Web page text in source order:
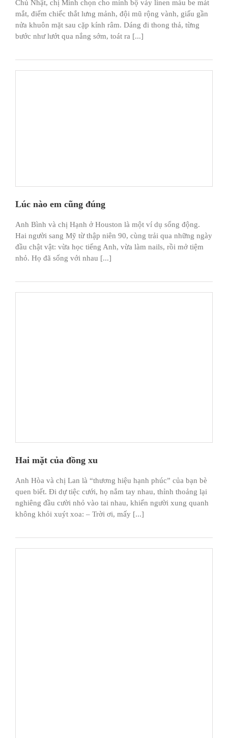
Chủ Nhật, chị Minh chọn cho mình bộ váy linen màu be mát
mắt, điểm chiếc thắt lưng mảnh, đội mũ rộng vành, giấu gần
nửa khuôn mặt sau cặp kính râm. Dáng đi thong thả, từng
bước như lướt qua nắng sớm, toát ra [...]
Lúc nào em cũng đúng
Anh Bình và chị Hạnh ở Houston là một ví dụ sống động.
Hai người sang Mỹ từ thập niên 90, cùng trải qua những ngày
đầu chật vật: vừa học tiếng Anh, vừa làm nails, rồi mở tiệm
nhỏ. Họ đã sống với nhau [...]
Hai mặt của đồng xu
Anh Hòa và chị Lan là “thương hiệu hạnh phúc” của bạn bè
quen biết. Đi dự tiệc cưới, họ nắm tay nhau, thỉnh thoảng lại
nghiêng đầu cười nhỏ vào tai nhau, khiến người xung quanh
không khỏi xuýt xoa: – Trời ơi, mấy [...]